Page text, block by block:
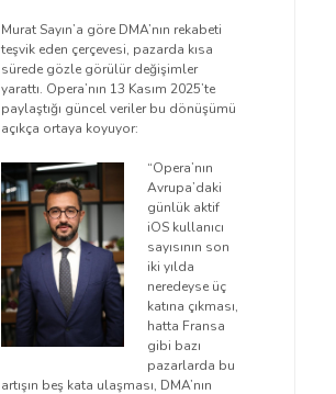
Murat Sayın’a göre DMA’nın rekabeti
teşvik eden çerçevesi, pazarda kısa
sürede gözle görülür değişimler
yarattı. Opera’nın 13 Kasım 2025’te
paylaştığı güncel veriler bu dönüşümü
açıkça ortaya koyuyor:
“Opera’nın
Avrupa’daki
günlük aktif
iOS kullanıcı
sayısının son
iki yılda
neredeyse üç
katına çıkması,
hatta Fransa
gibi bazı
pazarlarda bu
artışın beş kata ulaşması, DMA’nın